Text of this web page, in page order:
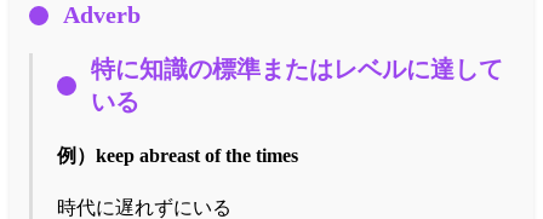
Adverb
特に知識の標準またはレベルに達して
いる
例） keep abreast of the times
時代に遅れずにいる